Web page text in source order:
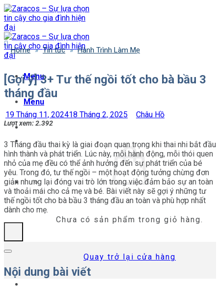
Bỏ
qua
nội
dung
Menu
Menu
Chưa có sản phẩm trong giỏ hàng.
Quay trở lại cửa hàng
Home » Tin tức » Hành Trình Làm Mẹ
[Gợi ý] 3+ Tư thế ngồi tốt cho bà bầu 3
tháng đầu
19 Tháng 11, 202418 Tháng 2, 2025 Châu Hồ
Lượt xem:2.392
3 Tháng đầu thai kỳ là giai đoạn quan trọng khi thai nhi bắt đầu
hình thành và phát triển. Lúc này, mỗi hành động, mỗi thói quen
nhỏ của mẹ đều có thể ảnh hưởng đến sự phát triển của bé
yêu. Trong đó, tư thế ngồi – một hoạt động tưởng chừng đơn
giản nhưng lại đóng vai trò lớn trong việc đảm bảo sự an toàn
và thoải mái cho cả mẹ và bé. Bài viết này sẽ gợi ý những tư
thế ngồi tốt cho bà bầu 3 tháng đầu an toàn và phù hợp nhất
dành cho mẹ.
Nội dung bài viết